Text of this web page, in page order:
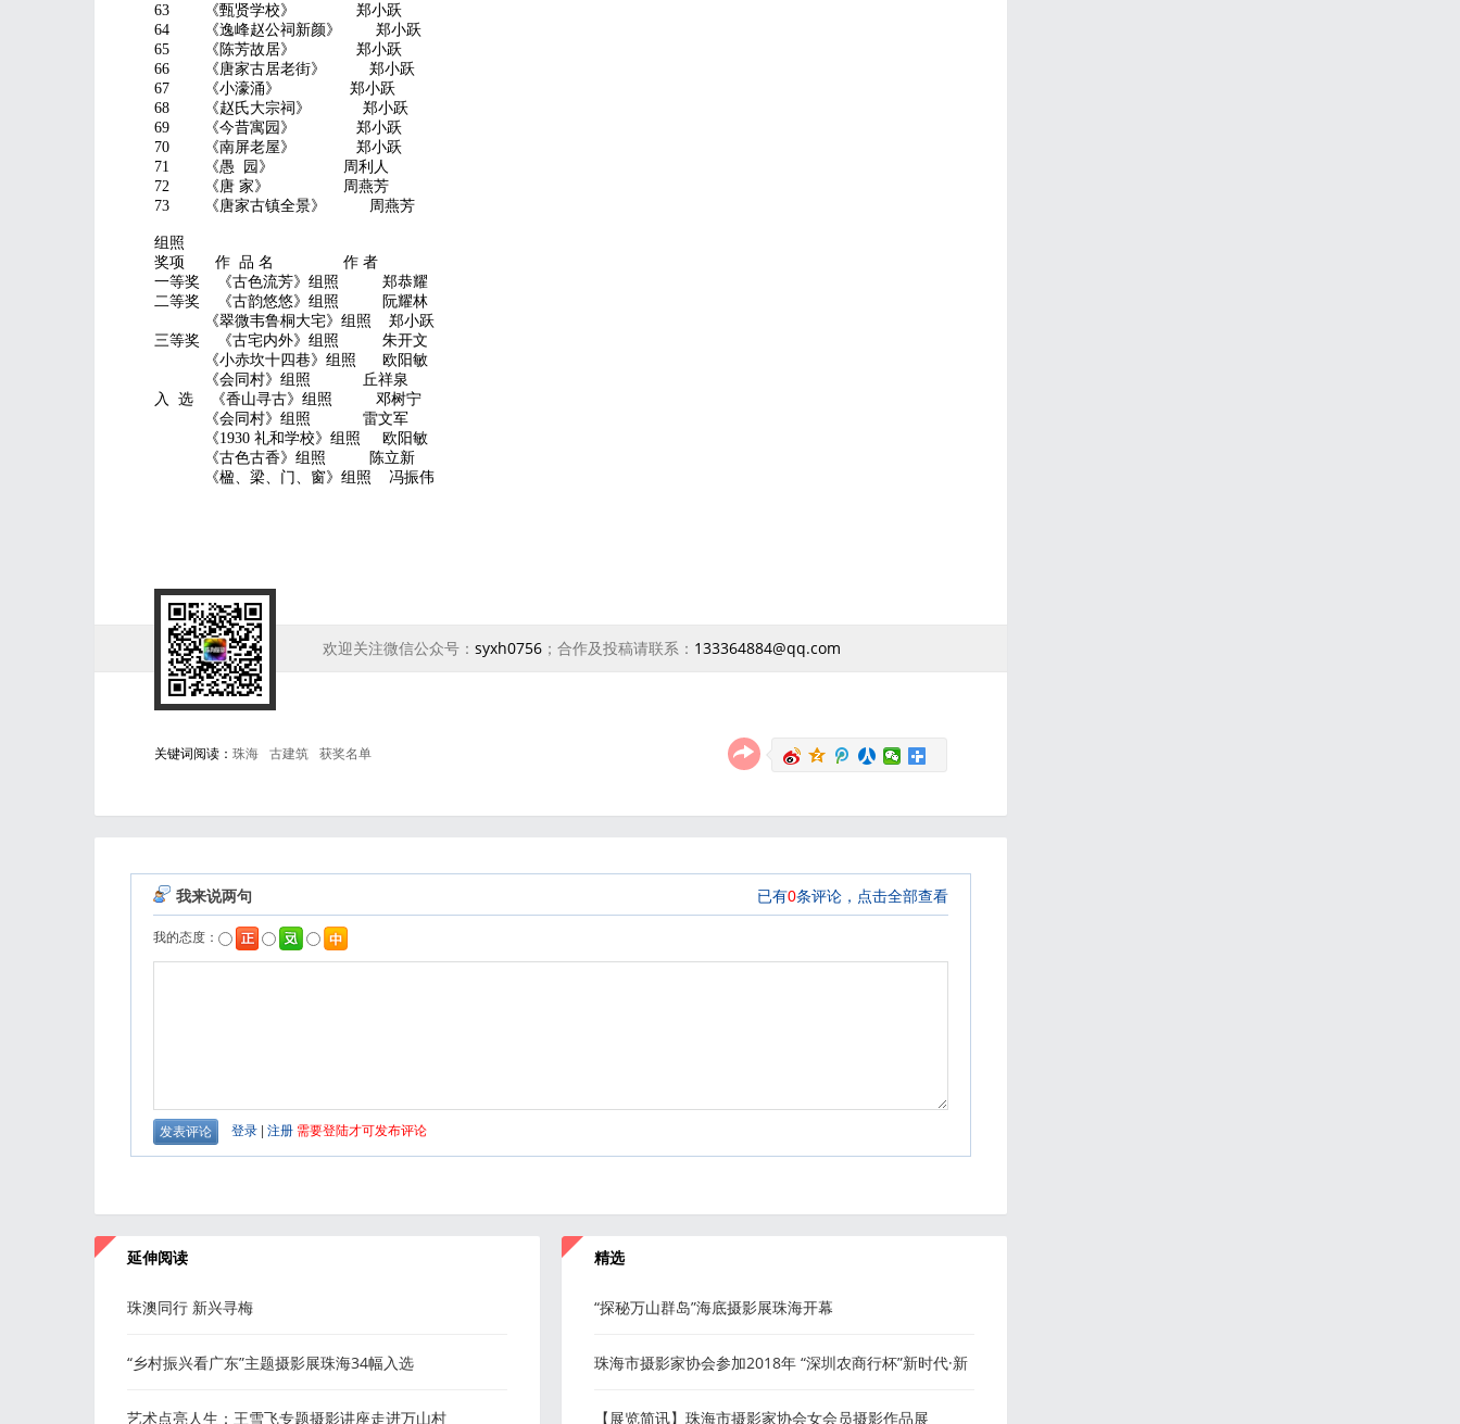
63 《甄贤学校》 郑小跃
64 《逸峰赵公祠新颜》 郑小跃
65 《陈芳故居》 郑小跃
66 《唐家古居老街》 郑小跃
67 《小濠涌》 郑小跃
68 《赵氏大宗祠》 郑小跃
69 《今昔寓园》 郑小跃
70 《南屏老屋》 郑小跃
71 《愚 园》 周利人
72 《唐 家》 周燕芳
73 《唐家古镇全景》 周燕芳
组照
奖项 作 品 名 作 者
一等奖 《古色流芳》组照 郑恭耀
二等奖 《古韵悠悠》组照 阮耀林
《翠微韦鲁桐大宅》组照 郑小跃
三等奖 《古宅内外》组照 朱开文
《小赤坎十四巷》组照 欧阳敏
《会同村》组照 丘祥泉
入 选 《香山寻古》组照 邓树宁
《会同村》组照 雷文军
《1930 礼和学校》组照 欧阳敏
《古色古香》组照 陈立新
《楹、梁、门、窗》组照 冯振伟
欢迎关注微信公众号：syxh0756 ；合作及投稿请联系： 133364884@qq.com
关键词阅读： 珠海 古建筑 获奖名单
延伸阅读
珠澳同行 新兴寻梅
“乡村振兴看广东”主题摄影展珠海34幅入选
艺术点亮人生：王雪飞专题摄影讲座走进万山村
精选
“探秘万山群岛”海底摄影展珠海开幕
珠海市摄影家协会参加2018年 “深圳农商行杯”新时代·新
深圳摄影大赛 采风活动通知
【展览简讯】珠海市摄影家协会女会员摄影作品展